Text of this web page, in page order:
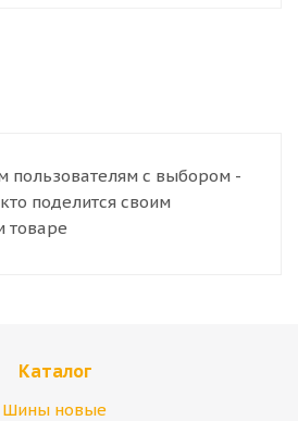
пользователям с выбором -
поделится своим
товаре
Каталог
Шины новые